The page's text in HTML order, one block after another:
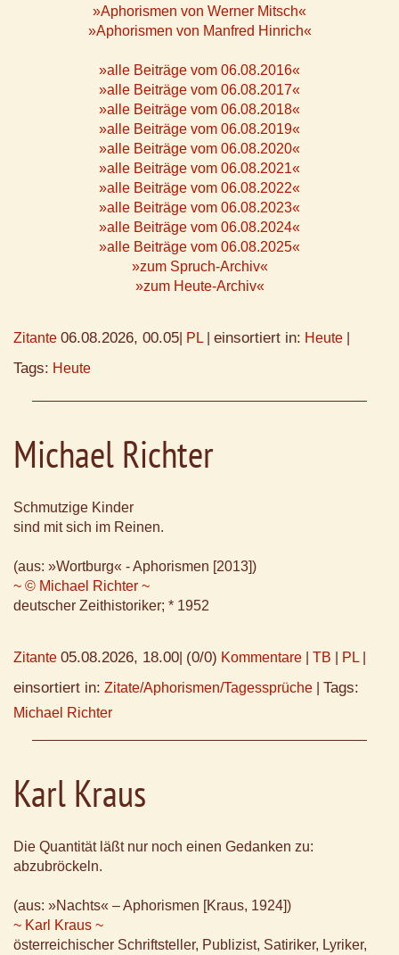
»Aphorismen von Werner Mitsch«
»Aphorismen von Manfred Hinrich«
»alle Beiträge vom 06.08.2016«
»alle Beiträge vom 06.08.2017«
»alle Beiträge vom 06.08.2018«
»alle Beiträge vom 06.08.2019«
»alle Beiträge vom 06.08.2020«
»alle Beiträge vom 06.08.2021«
»alle Beiträge vom 06.08.2022«
»alle Beiträge vom 06.08.2023«
»alle Beiträge vom 06.08.2024«
»alle Beiträge vom 06.08.2025«
»zum Spruch-Archiv«
»zum Heute-Archiv«
Zitante 06.08.2026, 00.05 PL einsortiert in: Heute
Tags: Heute
Michael Richter
Schmutzige Kinder
sind mit sich im Reinen.
(aus: »Wortburg« - Aphorismen [2013])
~ © Michael Richter ~
deutscher Zeithistoriker; * 1952
Zitante 05.08.2026, 18.00 (0/0) Kommentare TB PL
einsortiert in: Zitate/Aphorismen/Tagessprüche Tags:
Michael Richter
Karl Kraus
Die Quantität läßt nur noch einen Gedanken zu:
abzubröckeln.
(aus: »Nachts« – Aphorismen [Kraus, 1924])
~ Karl Kraus ~
österreichischer Schriftsteller, Publizist, Satiriker, Lyriker,